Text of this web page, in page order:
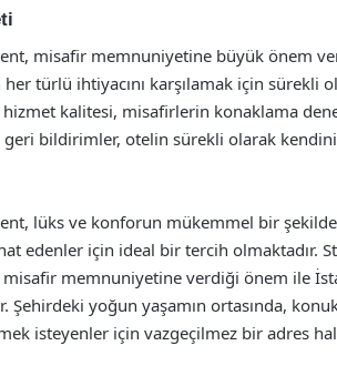
misafir memnuniyetine büyük önem
türlü ihtiyacını karşılamak için sürekli
kalitesi, misafirlerin konaklama
geri bildirimler, otelin sürekli olarak
lüks ve konforun mükemmel bir
edenler için ideal bir tercih olmaktadır.
memnuniyetine verdiği önem ile
Şehirdeki yoğun yaşamın ortasında,
isteyenler için vazgeçilmez bir adres